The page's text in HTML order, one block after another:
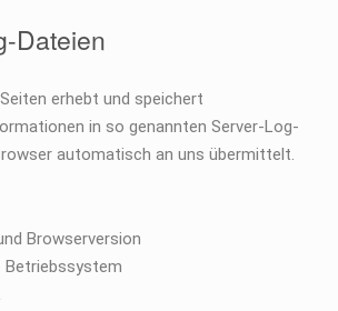
Dateien
erhebt und speichert
in so genannten Server-Log-
automatisch an uns übermittelt.
Browserversion
Betriebssystem